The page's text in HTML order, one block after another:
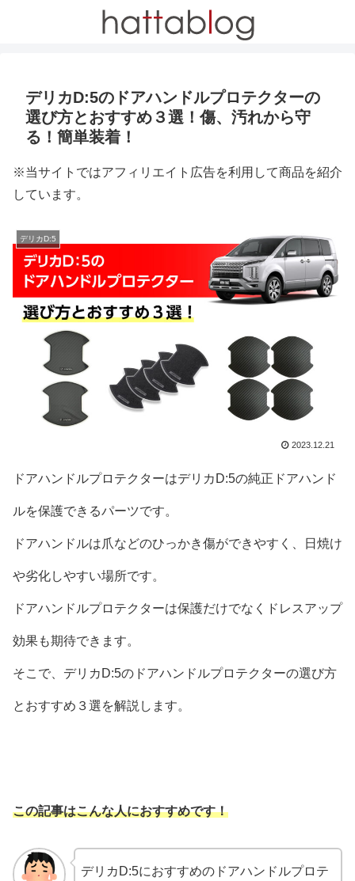
デリカD:5のドアハンドルプロテクターの
選び方とおすすめ３選！傷、汚れから守
る！簡単装着！
※当サイトではアフィリエイト広告を利用して商品を紹介
しています。
デリカD:5
2023.12.21
ドアハンドルプロテクターはデリカD:5の純正ドアハンド
ルを保護できるパーツです。
ドアハンドルは爪などのひっかき傷ができやすく、日焼け
や劣化しやすい場所です。
ドアハンドルプロテクターは保護だけでなくドレスアップ
効果も期待できます。
そこで、デリカD:5のドアハンドルプロテクターの選び方
とおすすめ３選を解説します。
この記事はこんな人におすすめです！
デリカD:5におすすめのドアハンドルプロテ